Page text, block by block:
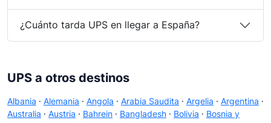
¿Cuánto tarda UPS en llegar a España?
UPS a otros destinos
Albania · Alemania · Angola · Arabia Saudita · Argelia · Argentina ·
Australia · Austria · Bahrein · Bangladesh · Bolivia · Bosnia y